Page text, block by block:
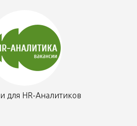
для HR-Аналитиков